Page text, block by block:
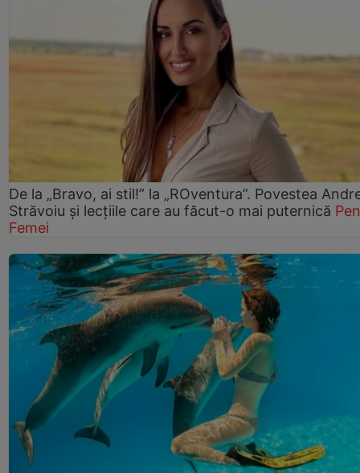
De la „Bravo, ai stil!” la „ROventura”. Povestea
Străvoiu și lecțiile care au făcut-o mai puternică
Femei